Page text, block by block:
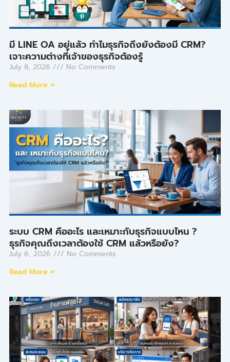
มี LINE OA อยู่แล้ว ทำไมธุรกิจถึงยังต้องมี CRM?
เจาะความต่างที่เจ้าของธุรกิจต้องรู้
July 8, 2026
No Comments
Read More »
ระบบ CRM คืออะไร และเหมาะกับธุรกิจแบบไหน ?
ธุรกิจคุณถึงเวลาต้องใช้ CRM แล้วหรือยัง?
July 6, 2026
No Comments
Read More »